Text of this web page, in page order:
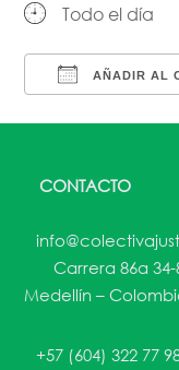
Todo el día
AÑADIR AL
CONTACTO
Carrera 86a
Medellín –
+57 (604) 322 77